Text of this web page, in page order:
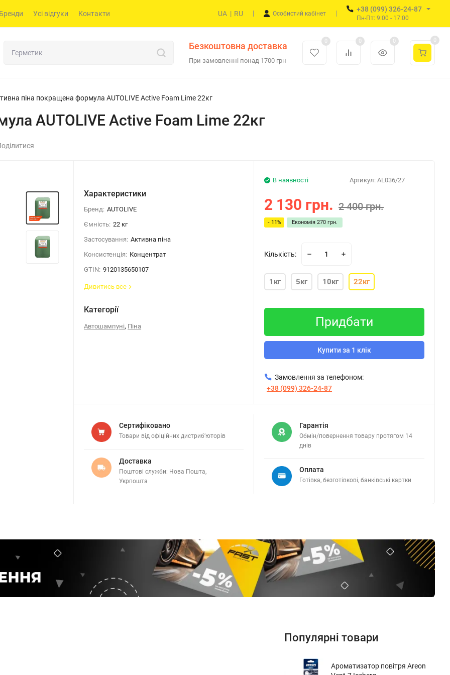
Усі відгуки Контакти UA | RU Особистий кабінет
+38 (099) 326-24-87
Пн-Пт: 9:00 - 17:00
Безкоштовна доставка
При замовленні понад 1700 грн
0 0 0 0
піна покращена формула AUTOLIVE Active Foam Lime 22кг
AUTOLIVE Active Foam Lime 22кг
Характеристики
Бренд: AUTOLIVE
Ємність: 22 кг
Застосування: Активна піна
Консистенція: Концентрат
GTIN: 9120135650107
Дивитись все
Категорії
Автошампуні, Піна
Артикул: AL036/27
В наявності
2 130 грн. 2 400 грн.
- 11% Економія270 грн.
Кількість:
1кг 5кг 10кг 22кг
Придбати
Купити за 1 клік
Замовлення за телефоном:
+38 (099) 326-24-87
Сертифіковано
Товари від офіційних дистриб’юторів
Доставка
Поштові служби: Нова Пошта,
Укрпошта
Гарантія
Обмін/повернення товару протягом 14
днів
Оплата
Готівка, безготівкові, банківські картки
Популярні товари
Ароматизатор повітря Areon